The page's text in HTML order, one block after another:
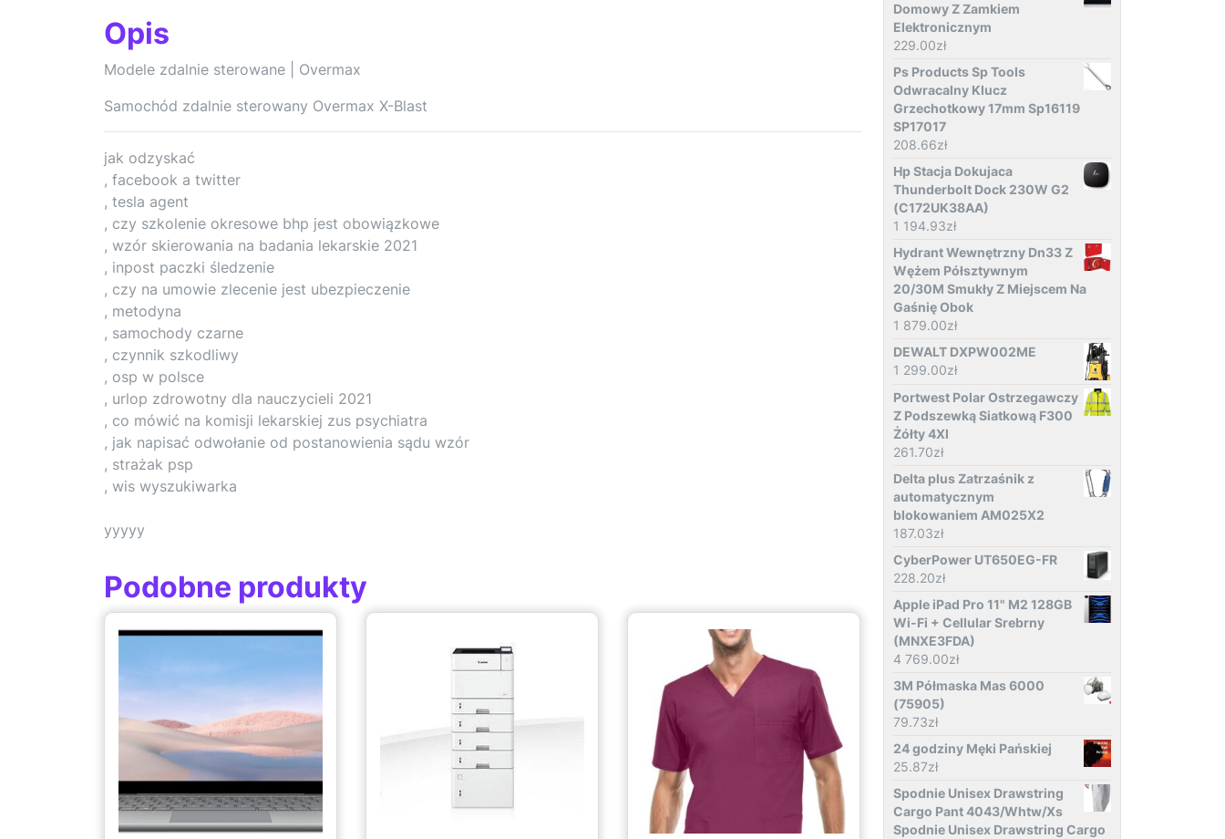
Opis
Modele zdalnie sterowane | Overmax
Samochód zdalnie sterowany Overmax X-Blast
jak odzyskać
, facebook a twitter
, tesla agent
, czy szkolenie okresowe bhp jest obowiązkowe
, wzór skierowania na badania lekarskie 2021
, inpost paczki śledzenie
, czy na umowie zlecenie jest ubezpieczenie
, metodyna
, samochody czarne
, czynnik szkodliwy
, osp w polsce
, urlop zdrowotny dla nauczycieli 2021
, co mówić na komisji lekarskiej zus psychiatra
, jak napisać odwołanie od postanowienia sądu wzór
, strażak psp
, wis wyszukiwarka
yyyyy
Podobne produkty
Domowy Z Zamkiem
Elektronicznym
229.00zł
Ps Products Sp Tools
Odwracalny Klucz
Grzechotkowy 17mm Sp16119
SP17017
208.66zł
Hp Stacja Dokujaca
Thunderbolt Dock 230W G2
(C172UK38AA)
1 194.93zł
Hydrant Wewnętrzny Dn33 Z
Wężem Półsztywnym
20/30M Smukły Z Miejscem Na
Gaśnię Obok
1 879.00zł
DEWALT DXPW002ME
1 299.00zł
Portwest Polar Ostrzegawczy
Z Podszewką Siatkową F300
Żółty 4Xl
261.70zł
Delta plus Zatrzaśnik z
automatycznym
blokowaniem AM025X2
187.03zł
CyberPower UT650EG-FR
228.20zł
Apple iPad Pro 11" M2 128GB
Wi-Fi + Cellular Srebrny
(MNXE3FDA)
4 769.00zł
3M Półmaska Mas 6000
(75905)
79.73zł
24 godziny Męki Pańskiej
25.87zł
Spodnie Unisex Drawstring
Cargo Pant 4043/Whtw/Xs
Spodnie Unisex Drawstring Cargo